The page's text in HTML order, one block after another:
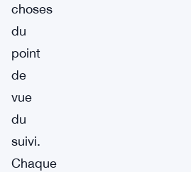
choses
du
point
de
vue
du
suivi.
Chaque